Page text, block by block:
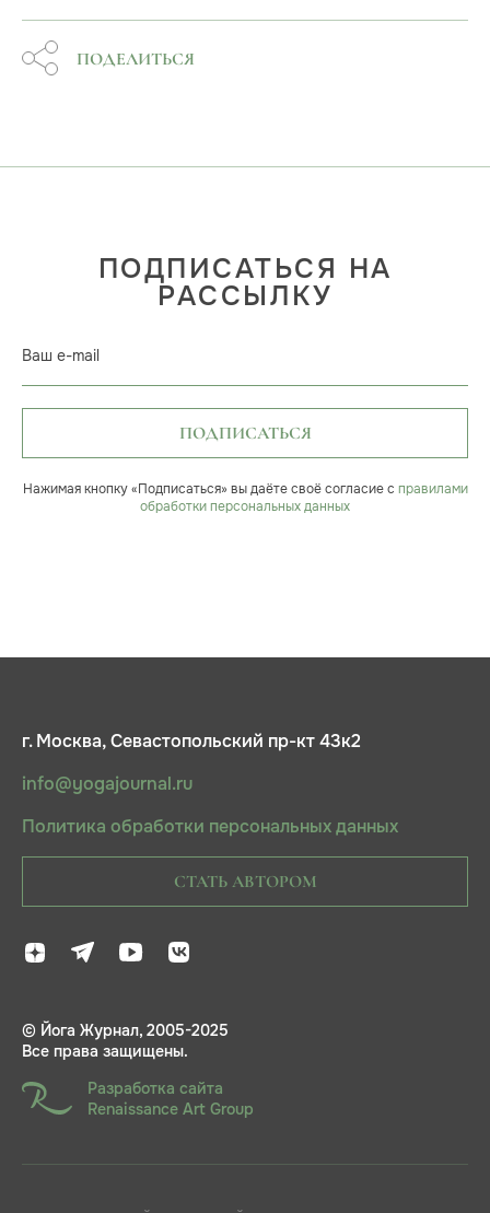
ПОДЕЛИТЬСЯ
ПОДПИСАТЬСЯ НА
РАССЫЛКУ
Ваш e-mail
ПОДПИСАТЬСЯ
Нажимая кнопку «Подписаться» вы даёте своё согласие с правилами
обработки персональных данных
г. Москва, Севастопольский пр-кт 43к2
info@yogajournal.ru
Политика обработки персональных данных
СТАТЬ АВТОРОМ
© Йога Журнал, 2005-2025
Все права защищены.
Разработка сайта
Renaissance Art Group